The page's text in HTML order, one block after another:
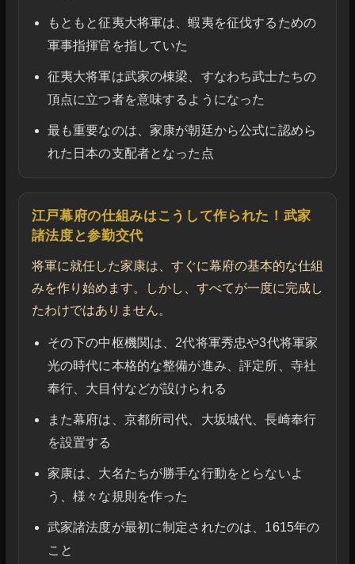
もともと征夷大将軍は、蝦夷を征伐するための
軍事指揮官を指していた
征夷大将軍は武家の棟梁、すなわち武士たちの
頂点に立つ者を意味するようになった
最も重要なのは、家康が朝廷から公式に認めら
れた日本の支配者となった点
江戸幕府の仕組みはこうして作られた！武家
諸法度と参勤交代
将軍に就任した家康は、すぐに幕府の基本的な仕組
みを作り始めます。しかし、すべてが一度に完成し
たわけではありません。
その下の中枢機関は、2代将軍秀忠や3代将軍家
光の時代に本格的な整備が進み、評定所、寺社
奉行、大目付などが設けられる
また幕府は、京都所司代、大坂城代、長崎奉行
を設置する
家康は、大名たちが勝手な行動をとらないよ
う、様々な規則を作った
武家諸法度が最初に制定されたのは、1615年の
こと